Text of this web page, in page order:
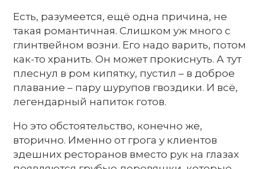
Есть, разумеется, ещё одна причина, не
такая романтичная. Слишком уж много с
глинтвейном возни. Его надо варить, потом
как-то хранить. Он может прокиснуть. А тут
плеснул в ром кипятку, пустил – в доброе
плавание – пару шурупов гвоздики. И всё,
легендарный напиток готов.
Но это обстоятельство, конечно же,
вторично. Именно от грога у клиентов
здешних ресторанов вместо рук на глазах